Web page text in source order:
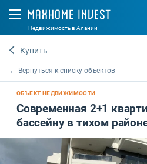
Недвижимость в Алании
Купить
← Вернуться к списку объектов
ОБЪЕКТ НЕДВИЖИМОСТИ
Современная 2+1
бассейну в тихом